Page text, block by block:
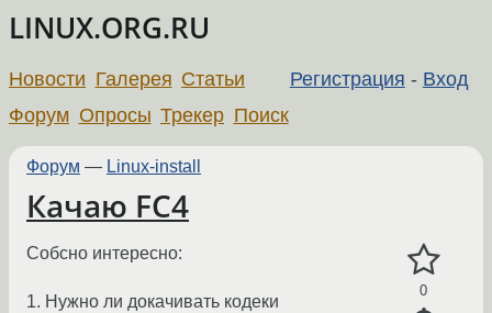
LINUX.ORG.RU
Регистрация - Вход
Новости Галерея Статьи
Форум Опросы Трекер Поиск
Форум — Linux-install
Качаю FC4
0
Собсно интересно:
1. Нужно ли докачивать кодеки